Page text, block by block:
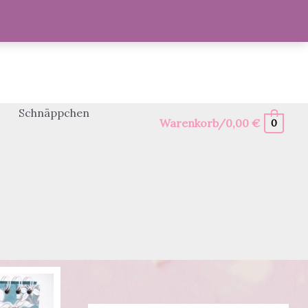
Schnäppchen
Warenkorb/0,00€ 0